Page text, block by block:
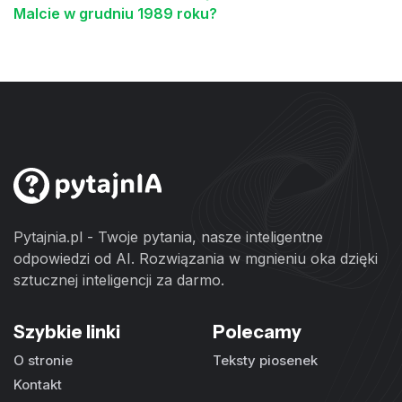
Malcie w grudniu 1989 roku?
Pytajnia.pl - Twoje pytania, nasze inteligentne
odpowiedzi od AI. Rozwiązania w mgnieniu oka dzięki
sztucznej inteligencji za darmo.
Szybkie linki
O stronie
Kontakt
Polecamy
Teksty piosenek